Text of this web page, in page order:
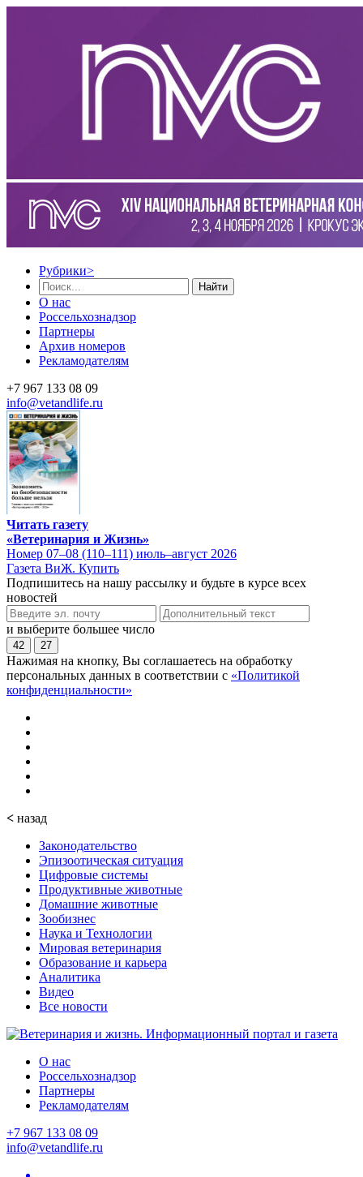
Рубрики>
Найти
О нас
Россельхознадзор
Партнеры
Архив номеров
Рекламодателям
+7 967 133 08 09
info@vetandlife.ru
Читать газету
«Ветеринария и Жизнь»
Номер 07–08 (110–111) июль–август 2026
Газета ВиЖ. Купить
Подпишитесь на нашу рассылку и будьте в курсе всех
новостей
и выберите большее число
42 27
Нажимая на кнопку, Вы соглашаетесь на обработку
персональных данных в соответствии с «Политикой
конфиденциальности»
< назад
Законодательство
Эпизоотическая ситуация
Цифровые системы
Продуктивные животные
Домашние животные
Зообизнес
Наука и Технологии
Мировая ветеринария
Образование и карьера
Аналитика
Видео
Все новости
О нас
Россельхознадзор
Партнеры
Рекламодателям
+7 967 133 08 09
info@vetandlife.ru